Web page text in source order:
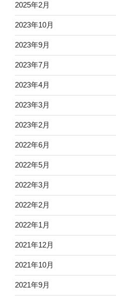
2025年2月
2023年10月
2023年9月
2023年7月
2023年4月
2023年3月
2023年2月
2022年6月
2022年5月
2022年3月
2022年2月
2022年1月
2021年12月
2021年10月
2021年9月